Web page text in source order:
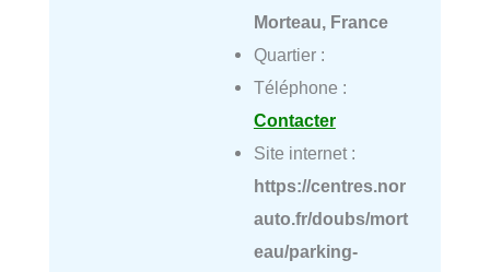
Morteau, France
Quartier :
Téléphone :
Contacter
Site internet :
https://centres.nor
auto.fr/doubs/mort
eau/parking-